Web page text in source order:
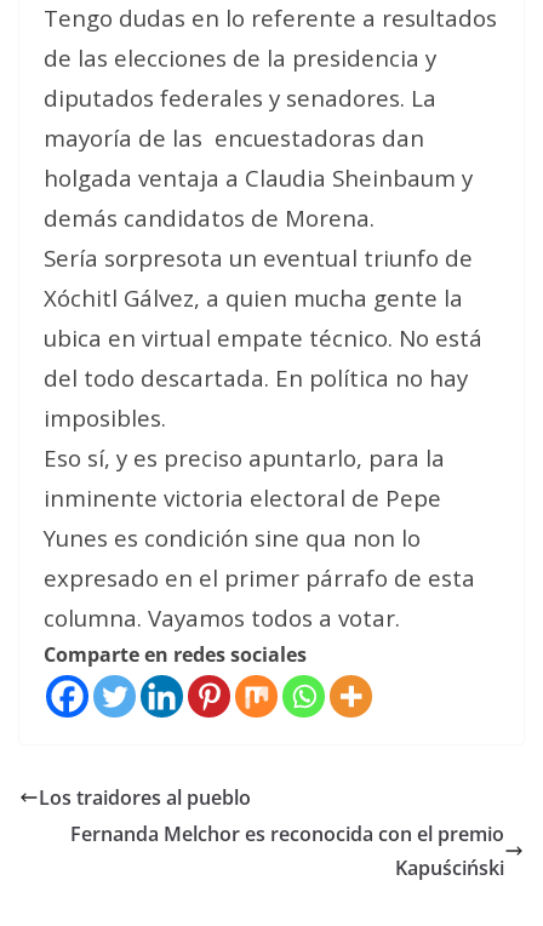
Tengo dudas en lo referente a resultados
de las elecciones de la presidencia y
diputados federales y senadores. La
mayoría de las encuestadoras dan
holgada ventaja a Claudia Sheinbaum y
demás candidatos de Morena.
Sería sorpresota un eventual triunfo de
Xóchitl Gálvez, a quien mucha gente la
ubica en virtual empate técnico. No está
del todo descartada. En política no hay
imposibles.
Eso sí, y es preciso apuntarlo, para la
inminente victoria electoral de Pepe
Yunes es condición sine qua non lo
expresado en el primer párrafo de esta
columna. Vayamos todos a votar.
Comparte en redes sociales
Los traidores al pueblo
Fernanda Melchor es reconocida con el premio
Kapuściński